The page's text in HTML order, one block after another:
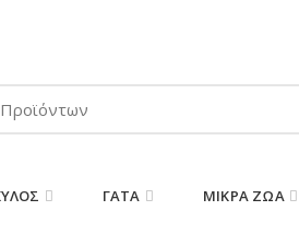
ΓΆΤΑ ΜΙΚΡΆ ΖΏΑ